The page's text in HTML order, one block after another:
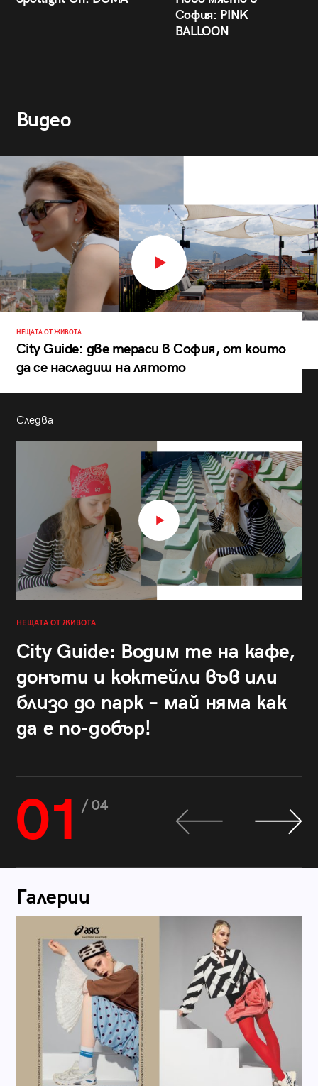
София: PINK
BALLOON
Видео
НЕЩАТА ОТ ЖИВОТА
City Guide: две тераси в София, от които
да се насладиш на лятото
Следва
НЕЩАТА ОТ ЖИВОТА
City Guide: Водим те на кафе,
донъти и коктейли във или
близо до парк – май няма как
да е по-добър!
01 / 04
Галерии